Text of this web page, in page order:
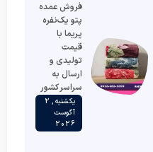
فروش عمده
پتو یک‌نفره
پریما با
قیمت
تولیدی و
ارسال به
سراسر کشور
یکشنبه , 2
آگوست
2026